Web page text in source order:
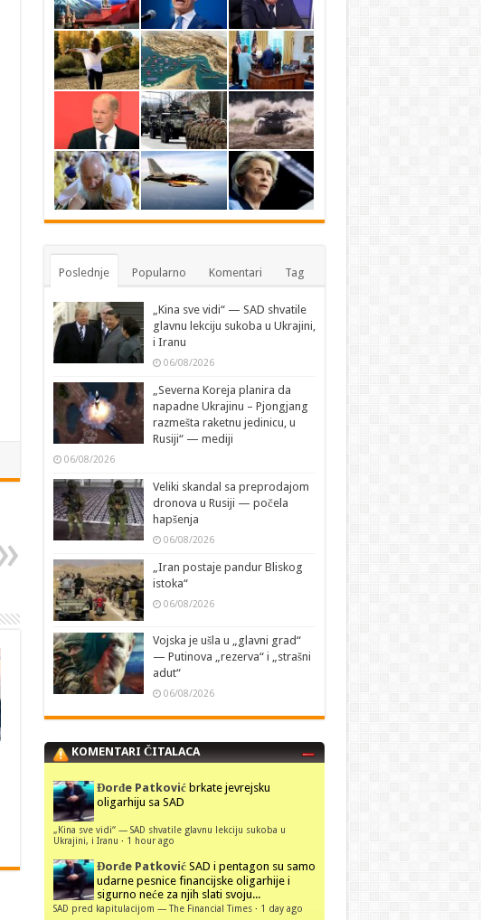
Poslednje Popularno Komentari Tag
„Kina sve vidi“ — SAD shvatile
glavnu lekciju sukoba u Ukrajini,
i Iranu
06/08/2026
„Severna Koreja planira da
napadne Ukrajinu – Pjongjang
razmešta raketnu jedinicu, u
Rusiji“ — mediji
06/08/2026
Veliki skandal sa preprodajom
dronova u Rusiji — počela
hapšenja
06/08/2026
„Iran postaje pandur Bliskog
istoka“
06/08/2026
Vojska je ušla u „glavni grad“
— Putinova „rezerva“ i „strašni
adut“
06/08/2026
KOMENTARI ČITALACA
Đorđe Patković brkate jevrejsku
oligarhiju sa SAD
„Kina sve vidi“ — SAD shvatile glavnu lekciju sukoba u
Ukrajini, i Iranu · 1 hour ago
Đorđe Patković SAD i pentagon su samo
udarne pesnice financijske oligarhije i
sigurno neće za njih slati svoju...
SAD pred kapitulacijom — The Financial Times· 1 day ago